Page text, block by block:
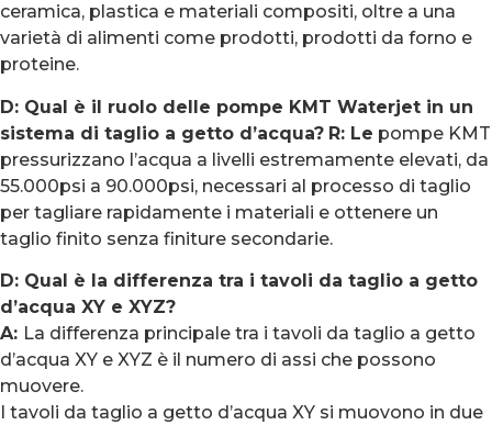
ceramica, plastica e materiali compositi, oltre a una
varietà di alimenti come prodotti, prodotti da forno e
proteine.
D: Qual è il ruolo delle pompe KMT Waterjet in un
sistema di taglio a getto d’acqua? R: Le pompe KMT
pressurizzano l’acqua a livelli estremamente elevati, da
55.000psi a 90.000psi, necessari al processo di taglio
per tagliare rapidamente i materiali e ottenere un
taglio finito senza finiture secondarie.
D: Qual è la differenza tra i tavoli da taglio a getto
d’acqua XY e XYZ?
A: La differenza principale tra i tavoli da taglio a getto
d’acqua XY e XYZ è il numero di assi che possono
muovere.
I tavoli da taglio a getto d’acqua XY si muovono in due